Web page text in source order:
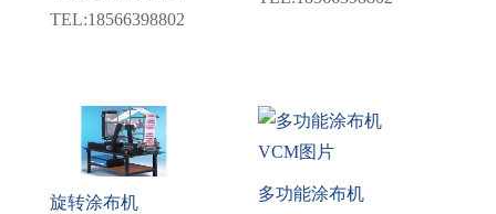
TEL:18566398802
旋转涂布机
多功能涂布机